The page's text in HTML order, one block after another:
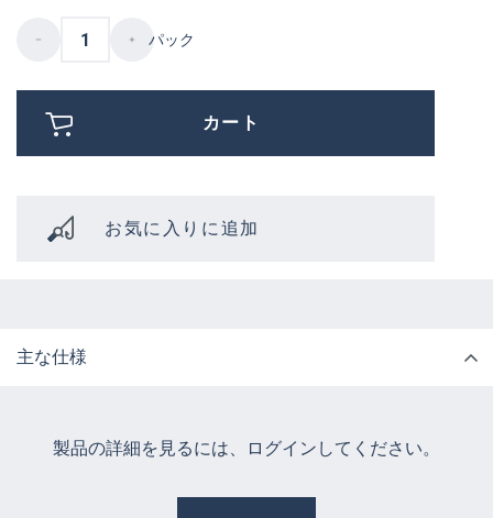
パック
カート
お気に入りに追加
主な仕様
製品の詳細を見るには、ログインしてください。